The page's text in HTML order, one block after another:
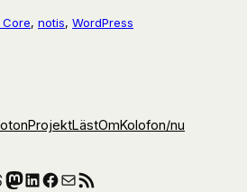
Core, notis, WordPress
ProjektLästOmKolofon/nu
Mastodon
LinkedIn
Facebook
E-postRSS-flöde